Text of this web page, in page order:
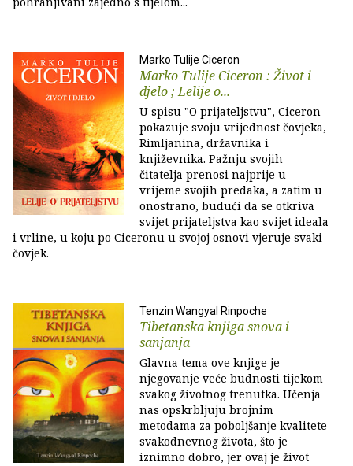
Marko Tulije Ciceron
Marko Tulije Ciceron : Život i
djelo ; Lelije o...
U spisu "O prijateljstvu", Ciceron
pokazuje svoju vrijednost čovjeka,
Rimljanina, državnika i
književnika. Pažnju svojih
čitatelja prenosi najprije u
vrijeme svojih predaka, a zatim u
onostrano, budući da se otkriva
svijet prijateljstva kao svijet ideala
i vrline, u koju po Ciceronu u svojoj osnovi vjeruje svaki
čovjek.
Tenzin Wangyal Rinpoche
Tibetanska knjiga snova i
sanjanja
Glavna tema ove knjige je
njegovanje veće budnosti tijekom
svakog životnog trenutka. Učenja
nas opskrbljuju brojnim
metodama za poboljšanje kvalitete
svakodnevnog života, što je
iznimno dobro, jer ovaj je život